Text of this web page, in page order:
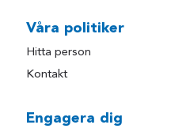
Våra politiker
Hitta person
Kontakt
Engagera dig